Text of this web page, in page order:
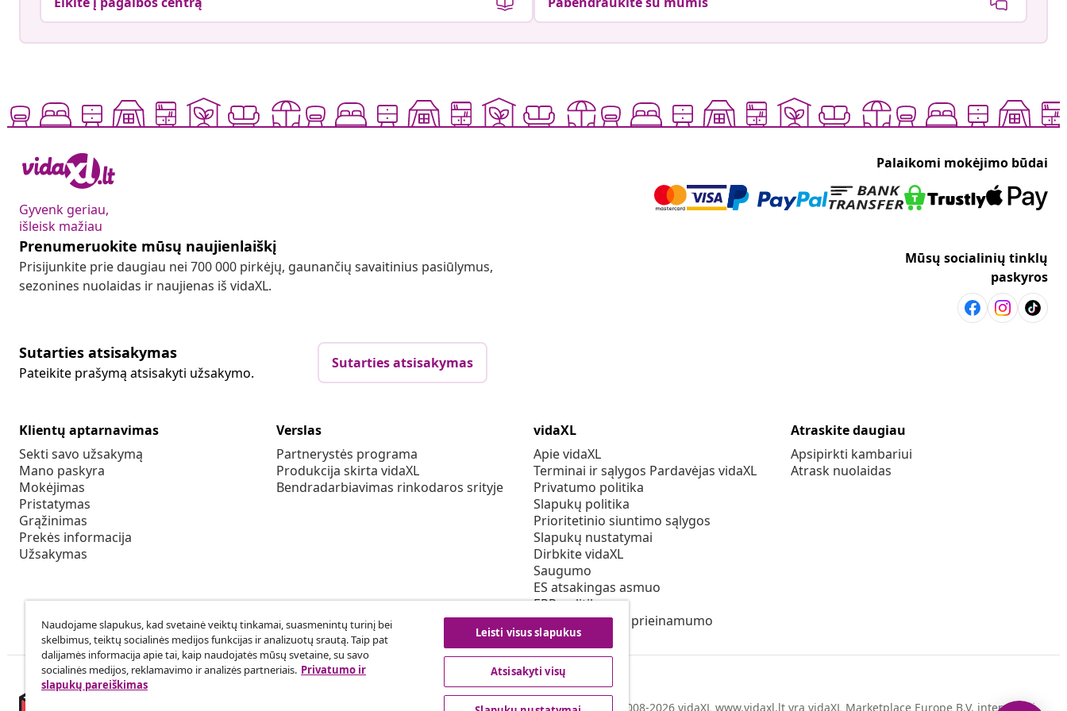
Gyvenk geriau,
išleisk mažiau
Palaikomi mokėjimo būdai
Prenumeruokite mūsų naujienlaiškį
Prisijunkite prie daugiau nei 700 000 pirkėjų, gaunančių savaitinius pasiūlymus,
sezonines nuolaidas ir naujienas iš vidaXL.
Mūsų socialinių tinklų
paskyros
Sutarties atsisakymas
Pateikite prašymą atsisakyti užsakymo.
Sutarties atsisakymas
Klientų aptarnavimas
Sekti savo užsakymą
Mano paskyra
Mokėjimas
Pristatymas
Grąžinimas
Prekės informacija
Užsakymas
Verslas
Partnerystės programa
Produkcija skirta vidaXL
Bendradarbiavimas rinkodaros srityje
vidaXL
Apie vidaXL
Terminai ir sąlygos Pardavėjas vidaXL
Privatumo politika
Slapukų politika
Prioritetinio siuntimo sąlygos
Slapukų nustatymai
Dirbkite vidaXL
Saugumo
ES atsakingas asmuo
EPR politiką
Pareiškimas dėl prieinamumo
Atraskite daugiau
Apsipirkti kambariui
Atrask nuolaidas
© 2008-2026 vidaXL www.vidaxl.lt yra vidaXL Marketplace Europe B.V. internetinė
Naudojame slapukus, kad svetainė veiktų tinkamai, suasmenintų turinį bei
skelbimus, teiktų socialinės medijos funkcijas ir analizuotų srautą. Taip pat
dalijamės informacija apie tai, kaip naudojatės mūsų svetaine, su savo
socialinės medijos, reklamavimo ir analizės partneriais. Privatumo ir
slapukų pareiškimas
Leisti visus slapukus
Atsisakyti visų